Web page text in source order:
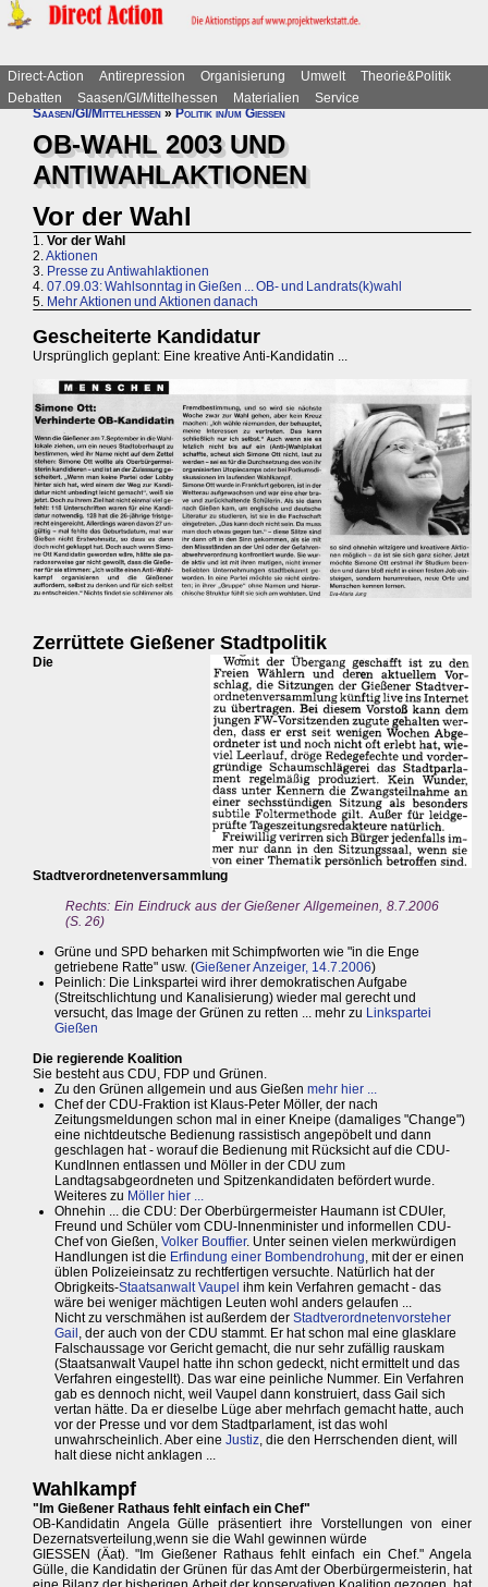
Direct-Action Antirepression Organisierung Umwelt
Theorie&Politik
Debatten
Saasen/GI/Mittelhessen Materialien
Service
Saasen/GI/Mittelhessen»Politik in/um Gießen
OB-WAHL 2003 UND
ANTIWAHLAKTIONEN
Vor der Wahl
1. Vor der Wahl
2.Aktionen
3. Presse zu Antiwahlaktionen
4. 07.09.03: Wahlsonntag in Gießen ... OB- und Landrats(k)wahl
5. Mehr Aktionen und Aktionen danach
Gescheiterte Kandidatur
Ursprünglich geplant: Eine kreative Anti-Kandidatin ...
Zerrüttete Gießener Stadtpolitik
Die
Stadtverordnetenversammlung
Rechts: Ein Eindruck aus der Gießener Allgemeinen, 8.7.2006
(S. 26)
Grüne und SPD beharken mit Schimpfworten wie "in die Enge
getriebene Ratte" usw. (Gießener Anzeiger, 14.7.2006)
Peinlich: Die Linkspartei wird ihrer demokratischen Aufgabe
(Streitschlichtung und Kanalisierung) wieder mal gerecht und
versucht, das Image der Grünen zu retten ... mehr zu Linkspartei
Gießen
Die regierende Koalition
Sie besteht aus CDU, FDP und Grünen.
Zu den Grünen allgemein und aus Gießen mehr hier ...
Chef der CDU-Fraktion ist Klaus-Peter Möller, der nach
Zeitungsmeldungen schon mal in einer Kneipe (damaliges "Change")
eine nichtdeutsche Bedienung rassistisch angepöbelt und dann
geschlagen hat - worauf die Bedienung mit Rücksicht auf die CDU-
KundInnen entlassen und Möller in der CDU zum
Landtagsabgeordneten und Spitzenkandidaten befördert wurde.
Weiteres zu Möller hier ...
Ohnehin ... die CDU: Der Oberbürgermeister Haumann ist CDUler,
Freund und Schüler vom CDU-Innenminister und informellen CDU-
Chef von Gießen, Volker Bouffier. Unter seinen vielen merkwürdigen
Handlungen ist die Erfindung einer Bombendrohung, mit der er einen
üblen Polizeieinsatz zu rechtfertigen versuchte. Natürlich hat der
Obrigkeits-Staatsanwalt Vaupel ihm kein Verfahren gemacht - das
wäre bei weniger mächtigen Leuten wohl anders gelaufen ...
Nicht zu verschmähen ist außerdem der Stadtverordnetenvorsteher
Gail , der auch von der CDU stammt. Er hat schon mal eine glasklare
Falschaussage vor Gericht gemacht, die nur sehr zufällig rauskam
(Staatsanwalt Vaupel hatte ihn schon gedeckt, nicht ermittelt und das
Verfahren eingestellt). Das war eine peinliche Nummer. Ein Verfahren
gab es dennoch nicht, weil Vaupel dann konstruiert, dass Gail sich
vertan hätte. Da er dieselbe Lüge aber mehrfach gemacht hatte, auch
vor der Presse und vor dem Stadtparlament, ist das wohl
unwahrscheinlich. Aber eine Justiz, die den Herrschenden dient, will
halt diese nicht anklagen ...
Wahlkampf
"Im Gießener Rathaus fehlt einfach ein Chef"
OB-Kandidatin Angela Gülle präsentiert ihre Vorstellungen von einer
Dezernatsverteilung,wenn sie die Wahl gewinnen würde
GIESSEN (Äat). "Im Gießener Rathaus fehlt einfach ein Chef." Angela
Gülle, die Kandidatin der Grünen für das Amt der Oberbürgermeisterin, hat